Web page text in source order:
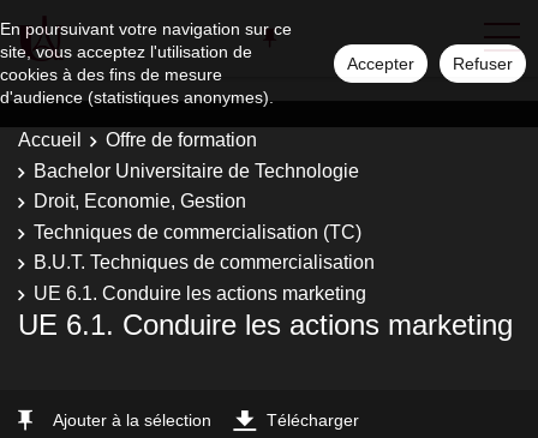
En poursuivant votre navigation sur ce
site, vous acceptez l'utilisation de
cookies à des fins de mesure
d'audience (statistiques anonymes).
Accepter Refuser
Accueil
Offre de formation
Bachelor Universitaire de Technologie
Droit, Economie, Gestion
Techniques de commercialisation (TC)
B.U.T. Techniques de commercialisation
UE 6.1. Conduire les actions marketing
UE 6.1. Conduire les actions marketing
Ajouter à la sélection Télécharger